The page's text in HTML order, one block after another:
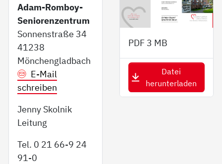
Adam-Romboy-
Seniorenzentrum
Sonnenstraße 34
41238
Mönchengladbach
E-Mail
schreiben
Jenny Skolnik
Leitung
Tel. 0 21 66-9 24
91-0
PDF 3 MB
Datei
herunterladen